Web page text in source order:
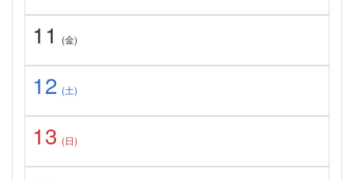
11 (金)
12 (土)
13 (日)